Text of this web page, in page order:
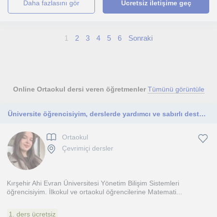
daha fazlasını gör Ücretsiz iletişime geç
1 2 3 4 5 6 Sonraki
Online Ortaokul dersi veren öğretmenler Tümünü görüntüle
Üniversite öğrencisiyim, derslerde yardımcı ve sabırlı destekçiyim
Ortaokul
Çevrimiçi dersler
Kırşehir Ahi Evran Üniversitesi Yönetim Bilişim Sistemleri
öğrencisiyim. İlkokul ve ortaokul öğrencilerine Matemati...
1. ders ücretsiz